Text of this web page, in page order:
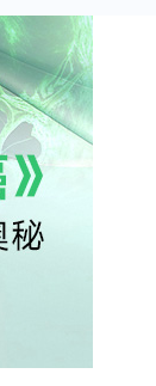
有望突破现
Zahra
（来
无仪器、裸
Molecular
作为磁性
反式切割
产物截留